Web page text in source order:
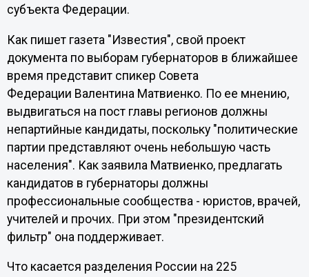
субъекта Федерации.
Как пишет газета "Известия", свой проект
документа по выборам губернаторов в ближайшее
время представит спикер Совета
Федерации Валентина Матвиенко. По ее мнению,
выдвигаться на пост главы регионов должны
непартийные кандидаты, поскольку "политические
партии представляют очень небольшую часть
населения". Как заявила Матвиенко, предлагать
кандидатов в губернаторы должны
профессиональные сообщества - юристов, врачей,
учителей и прочих. При этом "президентский
фильтр" она поддерживает.
Что касается разделения России на 225